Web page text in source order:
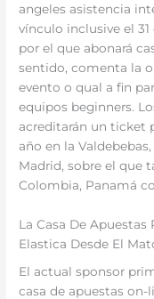
angeles asistencia
vínculo inclusive el 31
por el que abonará
sentido, comenta la
evento o qual a fin
equipos beginners.
acreditarán un ticket
año en la
Madrid, sobre el que
Colombia, Panamá
La Casa De Apuestas
Elastica Desde El
El actual sponsor
casa de apuestas